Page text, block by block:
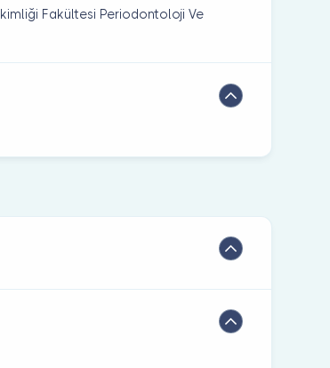
Fakültesi Periodontoloji Ve